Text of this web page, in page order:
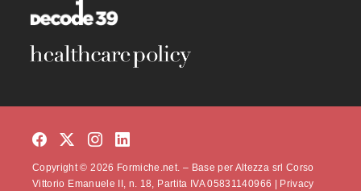
Copyright © 2026 Formiche.net. – Base per Altezza srl Corso
Vittorio Emanuele II, n. 18, Partita IVA 05831140966 |
Privacy